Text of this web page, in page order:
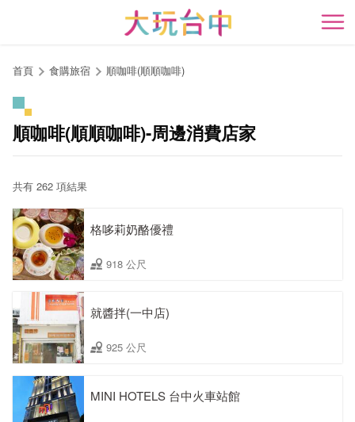
開
首頁 食購旅宿 順咖啡(順順咖啡)
順咖啡(順順咖啡)-周邊消費店家
共有 262 項結果
格哆莉奶酪優禮
918 公尺
就醬拌(一中店)
925 公尺
MINI HOTELS 台中火車站館